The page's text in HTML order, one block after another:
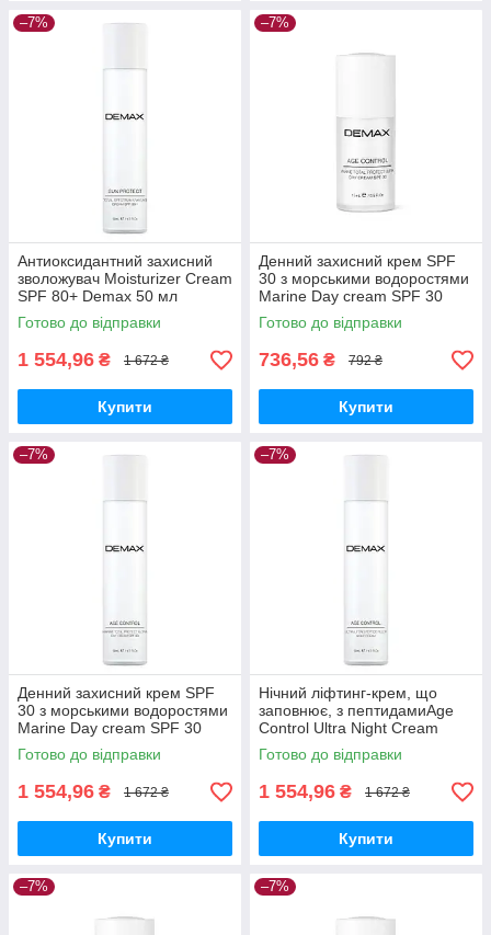
–7%
Антиоксидантний захисний
зволожувач Moisturizer Cream
SPF 80+ Demax 50 мл
Готово до відправки
1 554,96 ₴ 1 672 ₴
Купити
–7%
Денний захисний крем SPF
30 з морськими водоростями
Marine Day cream SPF 30
Demax 15 мл
Готово до відправки
736,56 ₴ 792 ₴
Купити
–7%
Денний захисний крем SPF
30 з морськими водоростями
Marine Day cream SPF 30
Demax 50 мл
Готово до відправки
1 554,96 ₴ 1 672 ₴
Купити
–7%
Нічний ліфтинг-крем, що
заповнює, з пептидамиAge
Control Ultra Night Cream
Peptide Filler Demax 50 мл
Готово до відправки
1 554,96 ₴ 1 672 ₴
Купити
–7% –7%